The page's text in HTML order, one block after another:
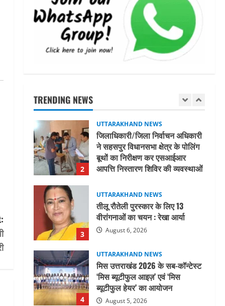
TRENDING NEWS
5
एमआईटी वर्ल्ड पीस यूनिवर्सिटी और
जर्मनी के बीएसबीआई के बीच समझौता;
भारतीय छात्रों को मिलेंगे वैश्विक
अवसर
August 5, 2026
1
UTTARAKHAND NEWS
2
UTTARAKHAND NEWS
जिलाधिकारी/जिला निर्वाचन अधिकारी
ने सहसपुर विधानसभा क्षेत्र के पोलिंग
बूथों का निरीक्षण कर एसआईआर
आपत्ति निस्तारण शिविर की व्यवस्थाओं
August 6, 2026
3
UTTARAKHAND NEWS
तीलू रौतेली पुरस्कार के लिए 13
वीरांगनाओं का चयन : रेखा आर्या
August 6, 2026
4
UTTARAKHAND NEWS
मिस उत्तराखंड 2026 के सब-कॉन्टेस्ट
‘मिस ब्यूटीफुल आइज़’ एवं ‘मिस
ब्यूटीफुल हेयर’ का आयोजन
August 5, 2026